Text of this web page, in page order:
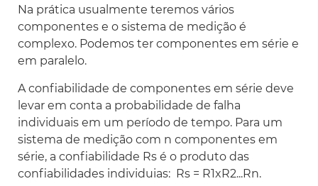
Na prática usualmente teremos vários
componentes e o sistema de medição é
complexo. Podemos ter componentes em série e
em paralelo.
A confiabilidade de componentes em série deve
levar em conta a probabilidade de falha
individuais em um período de tempo. Para um
sistema de medição com n componentes em
série, a confiabilidade Rs é o produto das
confiabilidades individuias: Rs = R1xR2...Rn.